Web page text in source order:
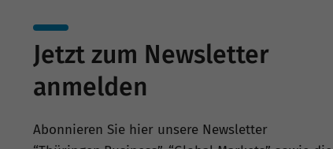
Jetzt zum Newsletter
anmelden
Abonnieren Sie hier unsere Newsletter